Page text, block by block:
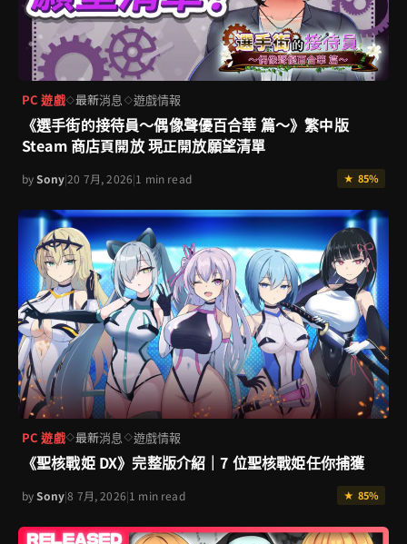
PC 遊戲◇最新消息 ◇遊戲情報
《選手街的接待員～偶像聲優百合華 篇～》繁中版
Steam 商店頁開放 現正開放願望清單
bySony|20 7月, 2026|1 min read ★ 85%
PC 遊戲◇最新消息 ◇遊戲情報
《聖核戰姫 DX》完整版介紹｜7 位聖核戰姫任你捕獲
bySony|8 7月, 2026|1 min read ★ 85%